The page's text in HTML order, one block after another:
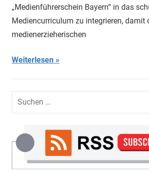
„Medienführerschein Bayern“ in das
Mediencurriculum zu integrieren, damit
medienerzieherischen
Weiterlesen
Suchen
nach: